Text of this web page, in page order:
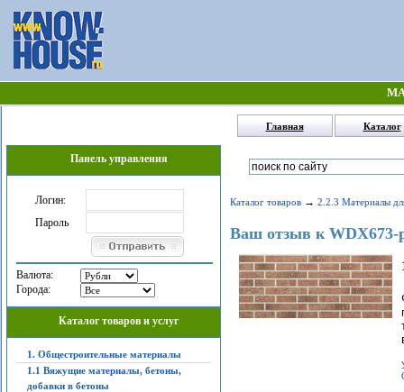
Главная Каталог
Панель управления
Логин:
Пароль
Валюта:
Города:
Каталог товаров и услуг
1. Общестроительные материалы
1.1 Вяжущие материалы, бетоны,
добавки в бетоны
Каталог товаров→ 2.2.3 Материалы
Ваш отзыв к WDX673-